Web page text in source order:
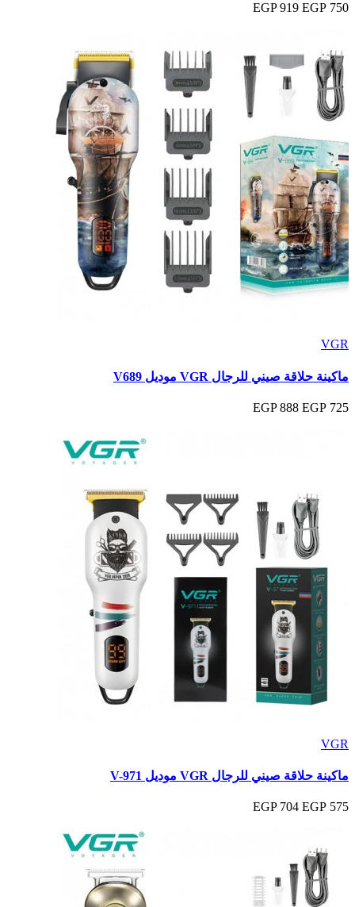
750 EGP
919 EGP
VGR
ماكينة حلاقة صيني للرجال VGR موديل V689
725 EGP
888 EGP
VGR
ماكينة حلاقة صيني للرجال VGR موديل V-971
575 EGP
704 EGP